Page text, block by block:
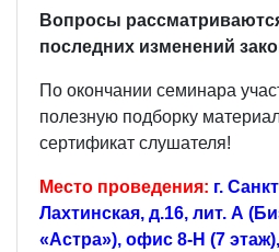
Вопросы
последних изменений
По окончании семинара
полезную подборку
сертификат слушателя!
Место проведения: г.
Лахтинская, д.16, лит. А
«Астра»), офис 8-Н (7